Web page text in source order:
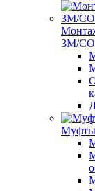
3M/
Муфты